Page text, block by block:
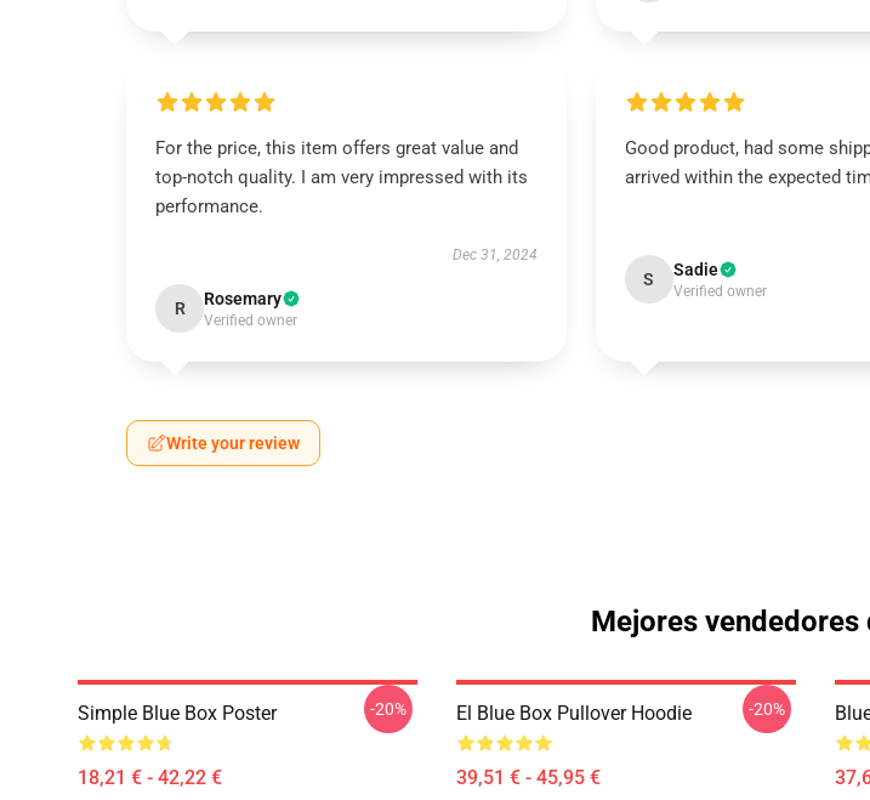
For the price, this item offers great value and
top-notch quality. I am very impressed with its
performance.
Dec 31, 2024
R Rosemary
Verified owner
Good product, had some
arrived within the expected
S Sadie
Verified owner
Write your review
Mejores
Simple Blue Box Poster
18,21 € - 42,22 €
-20% El Blue Box Pullover Hoodie
39,51 € - 45,95 €
-20%